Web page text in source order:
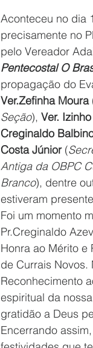
Aconteceu no dia
precisamente no
pelo Vereador
Pentecostal O
propagação do
Ver.Zefinha Moura
Seção), Ver.
Creginaldo
Costa Júnior (
Antiga da OBPC
Branco), dentre
estiveram
Foi um momento
Pr.Creginaldo
Honra ao Mérito
de Currais
Reconhecimento
espiritual da
gratidão a Deus
Encerrando